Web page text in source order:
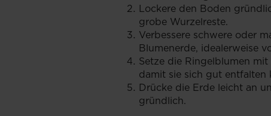
Lockere den Boden
grobe Wurzelreste.
Verbessere schwere oder
Blumenerde, idealerweise
Setze die Ringelblumen
damit sie sich gut entfalten
Drücke die Erde leicht an
gründlich.